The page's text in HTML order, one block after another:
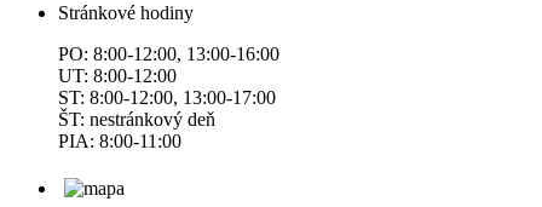
Stránkové hodiny
PO: 8:00-12:00, 13:00-16:00
UT: 8:00-12:00
ST: 8:00-12:00, 13:00-17:00
ŠT: nestránkový deň
PIA: 8:00-11:00